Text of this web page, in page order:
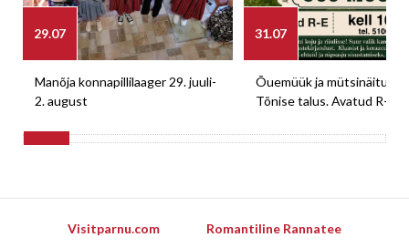
29.07
Manõja konnapillilaager 29. juuli-
2. august
31.07
Õuemüük ja mütsinäitus
Tõnise talus. Avatud R-E
Visitparnu.com
Romantiline Rannatee